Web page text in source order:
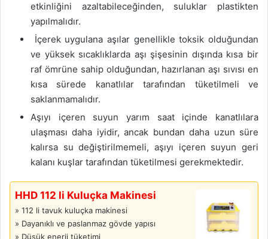
etkinliğini azaltabileceğinden, suluklar plastikten
yapılmalıdır.
İçerek uygulana aşılar genellikle toksik olduğundan
ve yüksek sıcaklıklarda aşı şişesinin dışında kısa bir
raf ömrüne sahip olduğundan, hazırlanan aşı sıvısı en
kısa sürede kanatlılar tarafından tüketilmeli ve
saklanmamalıdır.
Aşıyı içeren suyun yarım saat içinde kanatlılara
ulaşması daha iyidir, ancak bundan daha uzun süre
kalırsa su değiştirilmemeli, aşıyı içeren suyun geri
kalanı kuşlar tarafından tüketilmesi gerekmektedir.
HHD 112 li Kuluçka Makinesi
» 112 li tavuk kuluçka makinesi
» Dayanıklı ve paslanmaz gövde yapısı
» Düşük enerji tüketimi